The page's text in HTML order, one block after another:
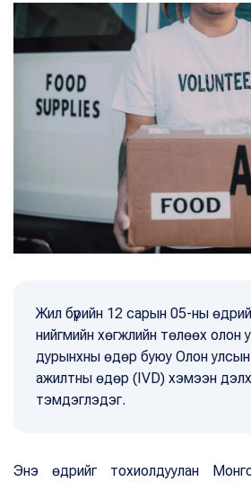
Жил бүрийн 12 сарын 05-ны
нийгмийн хөгжлийн төлөөх олон
дурынхны өдөр буюу Олон
ажилтны өдөр (IVD) хэмээн
тэмдэглэдэг.
Энэ өдрийг тохиолдуулан